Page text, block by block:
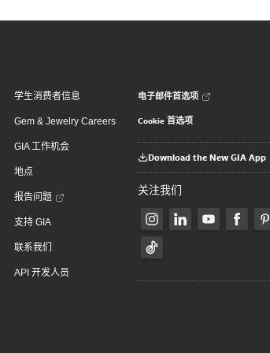
学生消费者信息
Gem & Jewelry Careers
GIA 工作机会
地点
报告问题
支持 GIA
联系我们
API 开发人员
电子邮件首选项
Cookie 首选项
Download the New GIA App
关注我们